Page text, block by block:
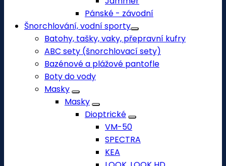
Pánské - závodní
Šnorchlování, vodní sporty
Batohy, tašky, vaky, přepravní kufry
ABC sety (šnorchlovací sety)
Bazénové a plážové pantofle
Boty do vody
Masky
Masky
Dioptrické
VM-50
SPECTRA
KEA